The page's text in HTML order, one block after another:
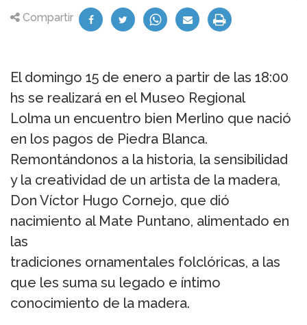
Compartir
El domingo 15 de enero a partir de las 18:00
hs se realizará en el Museo Regional
Lolma un encuentro bien Merlino que nació
en los pagos de Piedra Blanca.
Remontándonos a la historia, la sensibilidad
y la creatividad de un artista de la madera,
Don Víctor Hugo Cornejo, que dió
nacimiento al Mate Puntano, alimentado en
las
tradiciones ornamentales folclóricas, a las
que les suma su legado e íntimo
conocimiento de la madera.